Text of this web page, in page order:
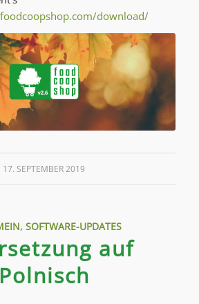
download/
17. SEPTEMBER 2019
, SOFTWARE-UPDATES
auf
Polnisch